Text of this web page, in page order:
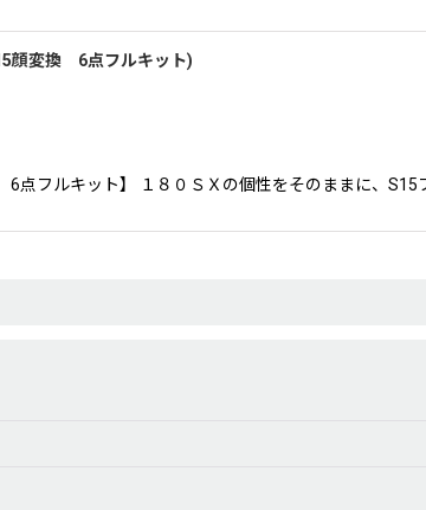
顔変換 6点フルキット)
6点フルキット】 １８０ＳＸの個性をそのままに、